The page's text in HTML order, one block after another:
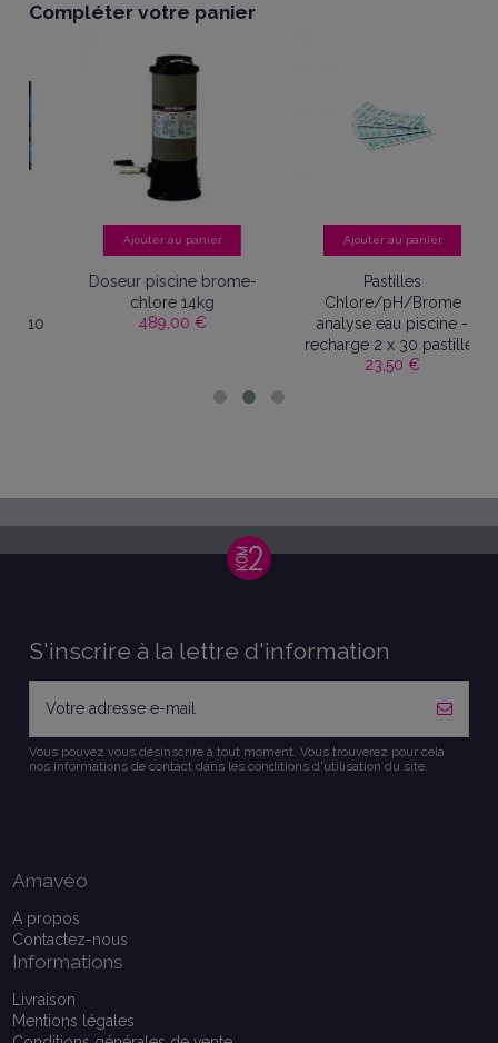
Compléter votre panier
Ajouter au panier
Doseur piscine brome-
chlore 14kg
489,00 €
Ajouter au panier
Pastilles
Chlore/pH/Brome
analyse eau piscine -
recharge 2 x 30 pastilles
23,50 €
S'inscrire à la lettre d'information
Vous pouvez vous désinscrire à tout moment. Vous trouverez pour cela
nos informations de contact dans les conditions d'utilisation du site.
Amavéo
A propos
Contactez-nous
Informations
Livraison
Mentions légales